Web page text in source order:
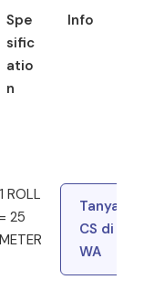
Spe
sific
atio
n
Info
Spe
sific
atio
Info
1 ROLL
= 25
METER
Tanya
CS di
WA